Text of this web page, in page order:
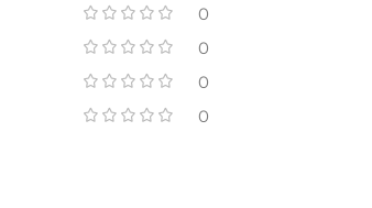
0
0
0
0